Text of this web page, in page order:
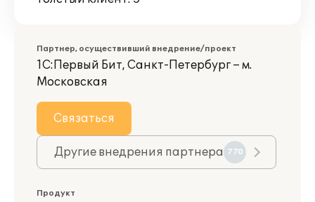
Партнер, осуществивший внедрение/проект
1С:Первый Бит, Санкт-Петербург – м.
Московская
Связаться
Другие внедрения партнера 770
Продукт